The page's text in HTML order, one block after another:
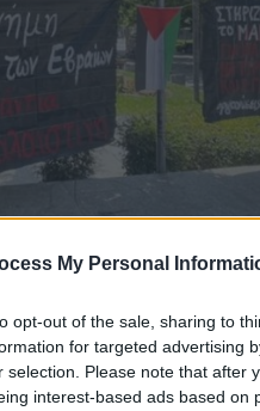
My Personal
opt-out of the sale, sharing to
for targeted advertising
selection. Please note that after
interest-based ads based
το ΕΘΝΟΣ στη Google